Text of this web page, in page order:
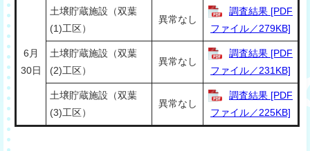
6月
30日
土壌貯蔵施設（双葉
(1)工区）
異常なし
調査結果 [PDF
ファイル／279KB]
土壌貯蔵施設（双葉
(2)工区）
異常なし
調査結果 [PDF
ファイル／231KB]
土壌貯蔵施設（双葉
(3)工区）
異常なし
調査結果 [PDF
ファイル／225KB]